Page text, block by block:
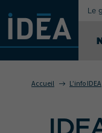
Le
Accueil L’info IDEA